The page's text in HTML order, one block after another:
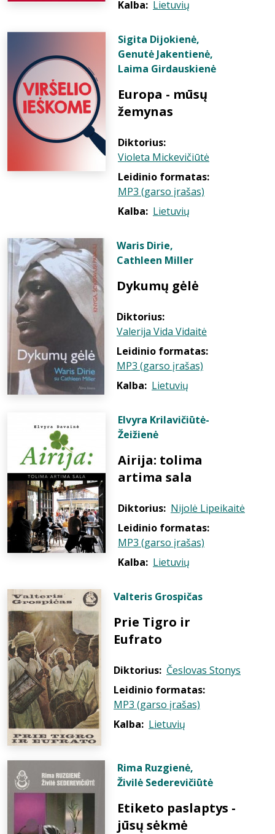
Kalba: Lietuvių
Sigita Dijokienė,
Genutė Jakentienė,
Laima Girdauskienė
Europa - mūsų
žemynas
Diktorius:
Violeta Mickevičiūtė
Leidinio formatas:
MP3 (garso įrašas)
Kalba: Lietuvių
Waris Dirie,
Cathleen Miller
Dykumų gėlė
Diktorius:
Valerija Vida Vidaitė
Leidinio formatas:
MP3 (garso įrašas)
Kalba: Lietuvių
Elvyra Krilavičiūtė-
Žeižienė
Airija: tolima
artima sala
Diktorius: Nijolė Lipeikaitė
Leidinio formatas:
MP3 (garso įrašas)
Kalba: Lietuvių
Valteris Grospičas
Prie Tigro ir
Eufrato
Diktorius: Česlovas Stonys
Leidinio formatas:
MP3 (garso įrašas)
Kalba: Lietuvių
Rima Ruzgienė,
Živilė Sederevičiūtė
Etiketo paslaptys -
jūsų sėkmė